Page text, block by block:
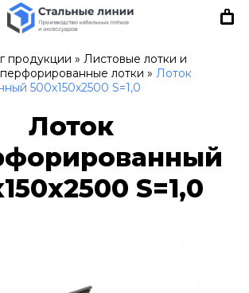
продукции » Листовые лотки и
лотки » Лоток
500х150х2500 S=1,0
Лоток
S=1,0